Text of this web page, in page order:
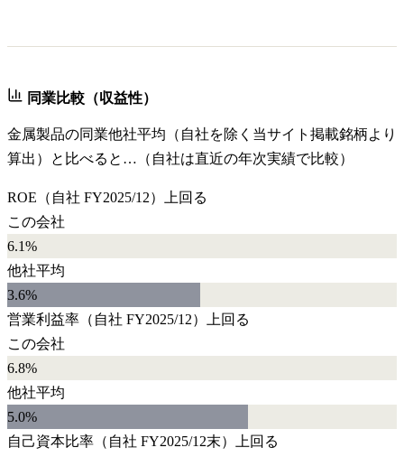
同業比較（収益性）
金属製品の同業他社平均（自社を除く当サイト掲載銘柄より
算出）と比べると…（自社は直近の年次実績で比較）
ROE （自社 FY2025/12）
上回る
この会社
6.1%
他社平均
3.6%
営業利益率 （自社 FY2025/12）
上回る
この会社
6.8%
他社平均
5.0%
自己資本比率 （自社 FY2025/12末）
上回る